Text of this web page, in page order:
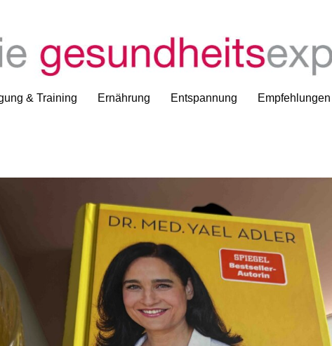
& Training Ernährung Entspannung Empfehlungen